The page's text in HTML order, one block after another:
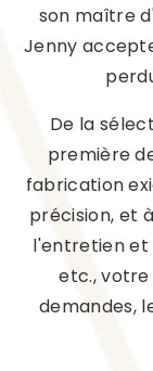
son maître
Jenny
De la
première
fabrication
précision, et
l'entretien et
etc.,
demandes,